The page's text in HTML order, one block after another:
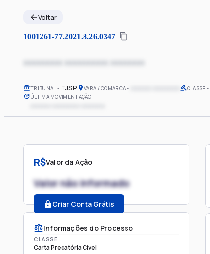
Voltar
1001261-77.2021.8.26.0347
xxxxxxxx xxxxxxxxx xxxxxxx
TRIBUNAL TJSP VARA / COMARCA CLASSE
ÚLTIMA MOVIMENTAÇÃO
R$Valor da Ação
Valor não informado
Criar Conta Grátis
Informações do Processo
CLASSE
Carta Precatória Cível